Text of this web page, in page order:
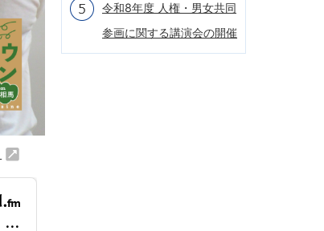
令和8年度 人権・男女共同
参画に関する講演会の開催